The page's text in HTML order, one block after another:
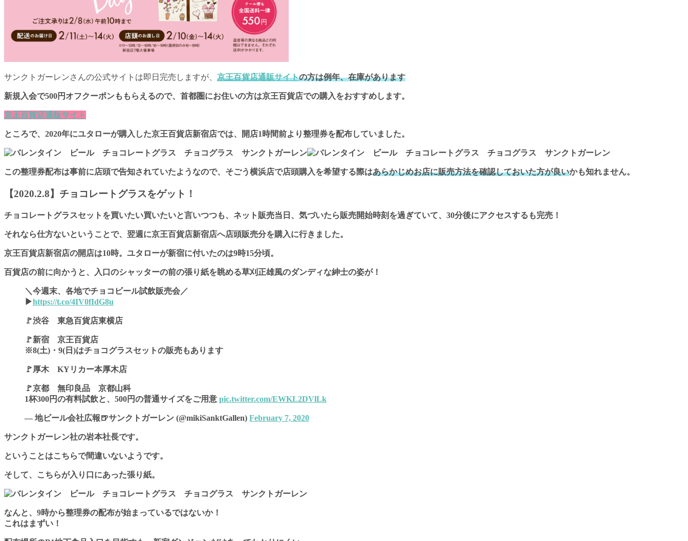
サンクトガーレンさんの公式サイトは即日完売しますが、 京王百貨店通販サイトの方は例年、在庫があります
新規入会で500円オフクーポンももらえるので、首都圏にお住いの方は京王百貨店での購入をおすすめします。
京王百貨店通販サイト
ところで、2020年にユタローが購入した京王百貨店新宿店では、開店1時間前より整理券を配布していました。
この整理券配布は事前に店頭で告知されていたようなので、そごう横浜店で店頭購入を希望する際はあらかじめお店に販売方法を確認しておいた方が良いかも知れません。
【2020.2.8】チョコレートグラスをゲット！
チョコレートグラスセットを買いたい買いたいと言いつつも、ネット販売当日、気づいたら販売開始時刻を過ぎていて、30分後にアクセスするも完売！
それなら仕方ないということで、翌週に京王百貨店新宿店へ店頭販売分を購入に行きました。
京王百貨店新宿店の開店は10時。ユタローが新宿に付いたのは9時15分頃。
百貨店の前に向かうと、入口のシャッターの前の張り紙を眺める草刈正雄風のダンディな紳士の姿が！
＼今週末、各地でチョコビール試飲販売会／
▶https://t.co/4IV0fIdG8u
🚩渋谷 東急百貨店東横店
🚩新宿 京王百貨店
※8(土)・9(日)はチョコグラスセットの販売もあります
🚩厚木 KYリカー本厚木店
🚩京都 無印良品 京都山科
1杯300円の有料試飲と、500円の普通サイズをご用意 pic.twitter.com/EWKL2DVlLk
— 地ビール会社広報🍺サンクトガーレン (@mikiSanktGallen) February 7, 2020
サンクトガーレン社の岩本社長です。
ということはこちらで間違いないようです。
そして、こちらが入り口にあった張り紙。
なんと、 9時から整理券の配布が始まっているではないか！
これはまずい！